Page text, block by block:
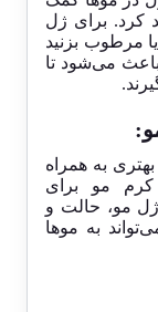
کرد. برای ژل
مرطوب بزنید
می‌شود تا
به همراه
کرم مو برای
مو، حالت و
به موها